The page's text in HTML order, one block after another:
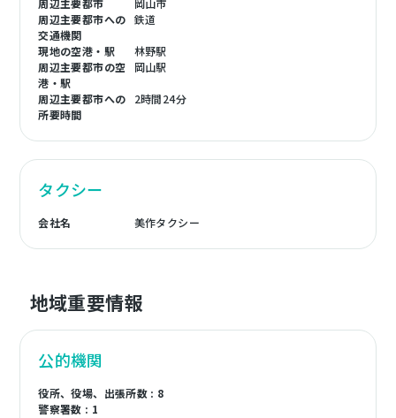
周辺主要都市
岡山市
周辺主要都市への
交通機関
鉄道
現地の空港・駅
林野駅
周辺主要都市の空
港・駅
岡山駅
周辺主要都市への
所要時間
2時間24分
タクシー
会社名 美作タクシー
地域重要情報
公的機関
役所、役場、出張所数 : 8
警察署数 : 1